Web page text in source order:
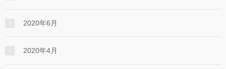
2020年6月
2020年4月